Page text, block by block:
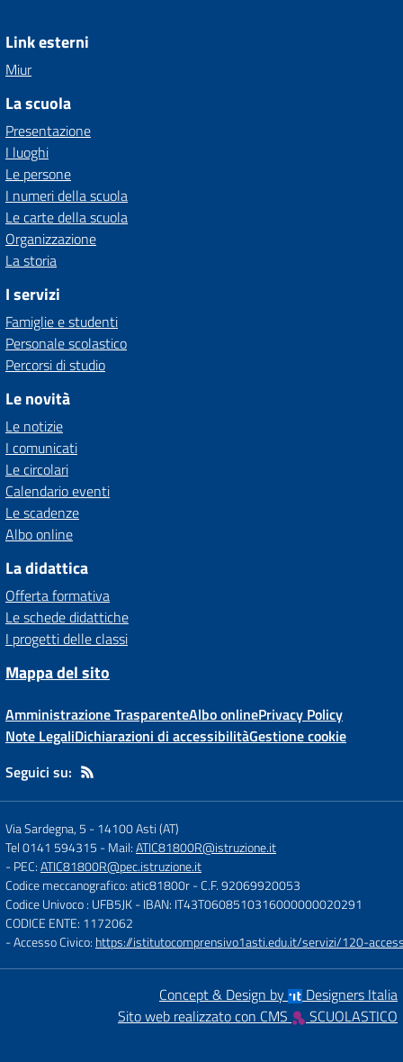
Link esterni
Miur
La scuola
Presentazione
I luoghi
Le persone
I numeri della scuola
Le carte della scuola
Organizzazione
La storia
I servizi
Famiglie e studenti
Personale scolastico
Percorsi di studio
Le novità
Le notizie
I comunicati
Le circolari
Calendario eventi
Le scadenze
Albo online
La didattica
Offerta formativa
Le schede didattiche
I progetti delle classi
Mappa del sito
Amministrazione TrasparenteAlbo onlinePrivacy Policy
Note LegaliDichiarazioni di accessibilitàGestione cookie
Seguici su:
Via Sardegna, 5 -14100 Asti (AT)
Tel 0141 594315 - Mail:ATIC81800R@istruzione.it
- PEC:ATIC81800R@pec.istruzione.it
Codice meccanografico: atic81800r- C.F. 92069920053
Codice Univoco : UFB5JK- IBAN: IT43T0608510316000000020291
CODICE ENTE: 1172062
- Accesso Civico: https://istitutocomprensivo1asti.edu.it/servizi/120-
Concept & Design by
Designers Italia
Sito web realizzato con CMS
SCUOLASTICO